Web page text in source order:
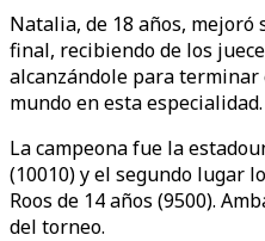
Natalia, de 18 años,
final, recibiendo de los
alcanzándole para
mundo en esta especialidad.
La campeona fue la
(10010) y el segundo lugar
Roos de 14 años (9500).
del torneo.